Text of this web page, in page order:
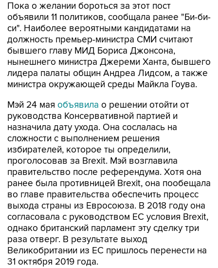
Пока о желании бороться за этот пост
объявили 11 политиков, сообщала ранее "Би-би-
си". Наиболее вероятными кандидатами на
должность премьер-министра СМИ считают
бывшего главу МИД Бориса Джонсона,
нынешнего министра Джереми Ханта, бывшего
лидера палаты общин Андреа Лидсом, а также
министра окружающей среды Майкла Гоува.
Мэй 24 мая объявила о решении отойти от
руководства Консервативной партией и
назначила дату ухода. Она сослалась на
сложности с выполнением решения
избирателей, которое ты определили,
проголосовав за Brexit. Мэй возглавила
правительство после референдума. Хотя она
ранее была противницей Brexit, она пообещала
во главе правительства обеспечить процесс
выхода страны из Евросоюза. В 2018 году она
согласовала с руководством ЕС условия Brexit,
однако британский парламент эту сделку три
раза отверг. В результате выход
Великобритании из ЕС пришлось перенести на
31 октября 2019 года.